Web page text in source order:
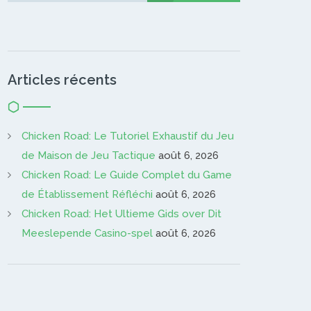
Articles récents
Chicken Road: Le Tutoriel Exhaustif du Jeu
de Maison de Jeu Tactique août 6, 2026
Chicken Road: Le Guide Complet du Game
de Établissement Réfléchi août 6, 2026
Chicken Road: Het Ultieme Gids over Dit
Meeslepende Casino-spel août 6, 2026